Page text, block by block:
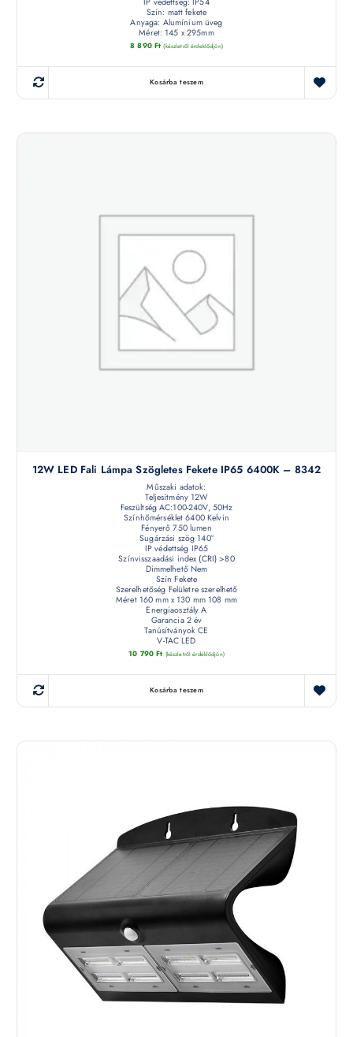
Szín: matt fekete
Anyaga: Alumínium üveg
Méret: 145 x 295mm
8 890 Ft (készletről érdeklődjön)
Kosárba teszem
12W LED Fali Lámpa Szögletes Fekete IP65 6400K – 8342
Műszaki adatok:
Teljesítmény 12W
Feszültség AC:100-240V, 50Hz
Színhőmérséklet 6400 Kelvin
Fényerő 750 lumen
Sugárzási szög 140°
IP védettség IP65
Színvisszaadási index (CRI) >80
Dimmelhető Nem
Szín Fekete
Szerelhetőség Felületre szerelhető
Méret 160 mm x 130 mm 108 mm
Energiaosztály A
Garancia 2 év
Tanúsítványok CE
V-TAC LED
10 790Ft (készletről érdeklődjön)
Kosárba teszem